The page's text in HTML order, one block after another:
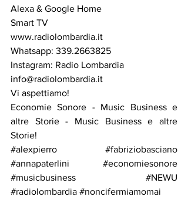
Alexa & Google Home
Smart TV
www.radiolombardia.it
Whatsapp: 339.2663825
Instagram: Radio Lombardia
info@radiolombardia.it
Vi aspettiamo!
Economie Sonore - Music Business e
altre Storie - Music Business e altre
Storie!
#alexpierro
#fabriziobasciano
#annapaterlini
#economiesonore
#musicbusiness
#NEWU
#radiolombardia #noncifermiamomai